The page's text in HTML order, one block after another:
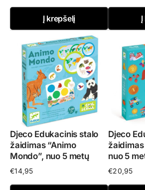
Į krepšelį
Djeco Edukacinis stalo
žaidimas “Animo
Mondo”, nuo 5 metų
€14,95
Djeco
nuo 5
€20,95